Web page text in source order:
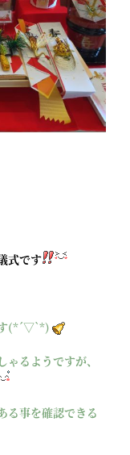
式です
す(*´▽`*)
るようですが、
る事を確認できる